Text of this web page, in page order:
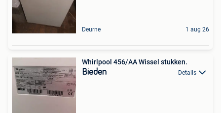
Deurne 1 aug 26
Whirlpool 456/AA Wissel stukken.
Bieden Details